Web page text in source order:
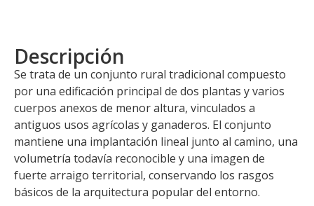
Descripción
Se trata de un conjunto rural tradicional compuesto
por una edificación principal de dos plantas y varios
cuerpos anexos de menor altura, vinculados a
antiguos usos agrícolas y ganaderos. El conjunto
mantiene una implantación lineal junto al camino, una
volumetría todavía reconocible y una imagen de
fuerte arraigo territorial, conservando los rasgos
básicos de la arquitectura popular del entorno.